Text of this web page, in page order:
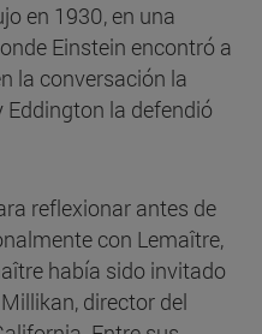
en 1930, en una
Einstein encontró a
la conversación la
Eddington la defendió
reflexionar antes de
con Lemaître,
había sido invitado
director del